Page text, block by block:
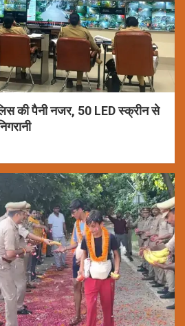
की पैनी नजर, 50 LED स्क्रीन से